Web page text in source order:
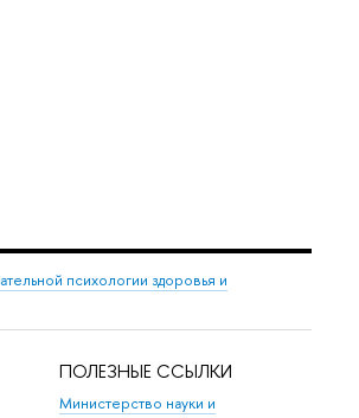
психологии здоровья и
ПОЛЕЗНЫЕ ССЫЛКИ
Министерство науки и